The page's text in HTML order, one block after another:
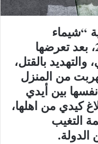
“شيماء
البقمي”، منذ أبريل 2022، بعد تعرضها
بالقتل،
من المنزل
بين أيدي
كيدي من اهلها،
التغيب